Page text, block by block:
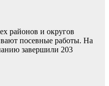
районов и округов
посевные работы. На
завершили 203